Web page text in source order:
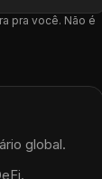
pra você. Não é
global.